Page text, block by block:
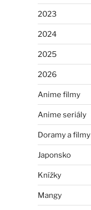
2023
2024
2025
2026
Anime filmy
Anime seriály
Doramy a filmy
Japonsko
Knížky
Mangy